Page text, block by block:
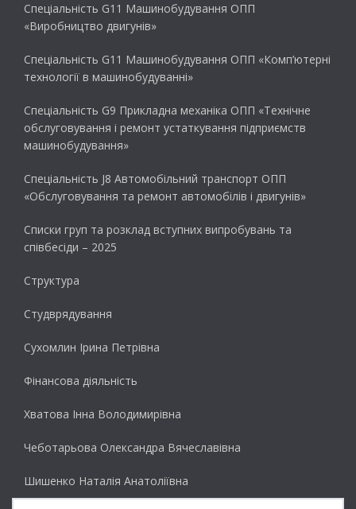
Спеціальність G11 Машинобудування ОПП
«Виробництво двигунів»
Спеціальність G11 Машинобудування ОПП «Комп’ютерні
технології в машинобудуванні»
Спеціальність G9 Прикладна механіка ОПП «Технічне
обслуговування і ремонт устаткування підприємств
машинобудування»
Спеціальність J8 Автомобільний транспорт ОПП
«Обслуговування та ремонт автомобілів і двигунів»
Списки груп та розклад вступних випробувань та
співбесіди – 2025
Структура
Студврядування
Сухомлин Ірина Петрівна
Фінансова діяльність
Хватова Інна Володимирівна
Чеботарьова Олександра Вячеславівна
Шишенко Наталія Анатоліївна